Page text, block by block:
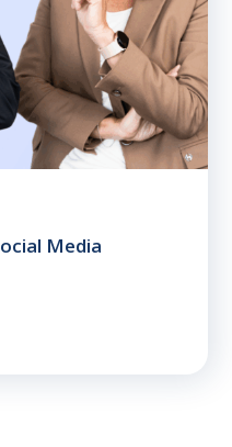
Media
Media Marketing?